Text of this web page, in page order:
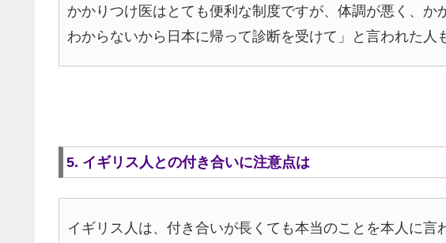
かかりつけ医はとても便利な制度ですが、体調が悪く、
わからないから日本に帰って診断を受けて」と言われた人
5. イギリス人との付き合いに注意点は
イギリス人は、付き合いが長くても本当のことを本人に言